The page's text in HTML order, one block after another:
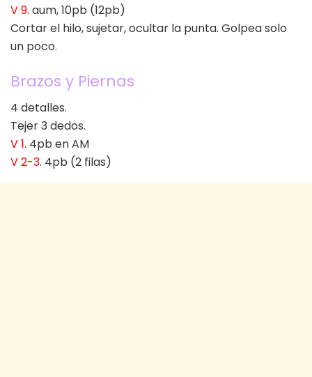
V 9. aum, 10pb (12pb)
Cortar el hilo, sujetar, ocultar la punta. Golpea solo
un poco.
Brazos y Piernas
4 detalles.
Tejer 3 dedos.
V 1. 4pb en AM
V 2-3. 4pb (2 filas)